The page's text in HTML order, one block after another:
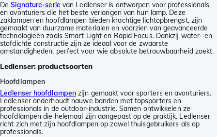
DeSignature-serie van Ledlenser is ontworpen voor professionals
en avonturiers die het beste verlangen van hun lamp. Deze
zaklampen en hoofdlampen bieden krachtige lichtopbrengst, zijn
gemaakt van duurzame materialen en voorzien van geavanceerde
technologieën zoals Smart Light en Rapid Focus. Dankzij water- en
stofdichte constructie zijn ze ideaal voor de zwaarste
omstandigheden, perfect voor wie absolute betrouwbaarheid zoekt.
Ledlenser: productsoorten
Hoofdlampen
Ledlenser hoofdlampen zijn gemaakt voor sporters en avonturiers.
Ledlenser onderhoudt nauwe banden met topsporters en
professionals in de outdoor-industrie. Samen ontwikkelen ze
hoofdlampen die helemaal zijn aangepast op de praktijk. Ledlenser
richt zich met zijn hoofdlampen op zowel thuisgebruikers als op
professionals.